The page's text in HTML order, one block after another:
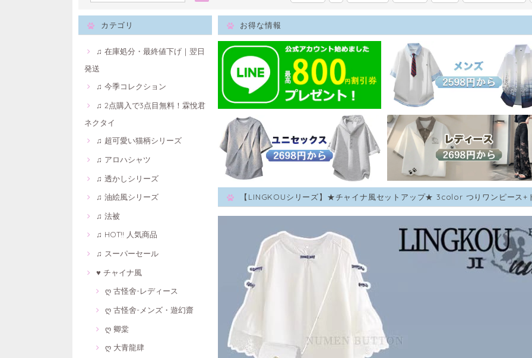
カテゴリ
♫ 在庫処分・最終値下げ｜翌日
発送
♫ 今季コレクション
♫ 2点購入で3点目無料！霖悅君
ネクタイ
♫ 超可愛い猫柄シリーズ
♫ アロハシャツ
♫ 透かしシリーズ
♫ 油絵風シリーズ
♫ 法被
♫ HOT!! 人気商品
♫ スーパーセール
♥ チャイナ風
ღ 古怪舍-レディース
ღ 古怪舍-メンズ・遊幻齋
ღ 卿棠
ღ 大青龍肆
お得な情報
【LINGKOUシリーズ】★チャイナ風セットアップ★ 3color つりワンピース+